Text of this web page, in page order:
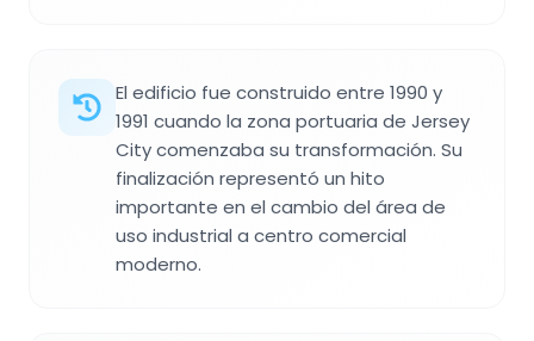
El edificio fue construido entre 1990 y
1991 cuando la zona portuaria de Jersey
City comenzaba su transformación. Su
finalización representó un hito
importante en el cambio del área de
uso industrial a centro comercial
moderno.